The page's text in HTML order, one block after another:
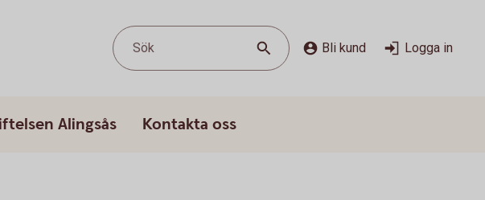
Sök Bli kund Logga in
Alingsås Kontakta oss